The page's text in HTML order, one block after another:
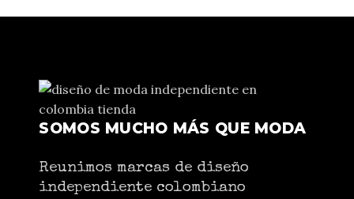
SOMOS MUCHO MÁS QUE MODA
Reunimos marcas de diseño
independiente colombiano